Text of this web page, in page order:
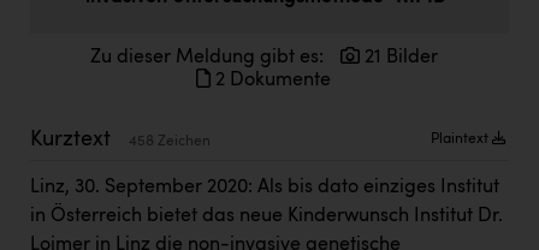
Immotech
INTERSPORT Austria
Jesolo
Jane Goodall Institute Austria
Zu dieser Meldung gibt es:
21 Bilder
2 Dokumente
Kurztext 458 Zeichen Plaintext
Linz, 30. September 2020: Als bis dato einziges Institut
in Österreich bietet das neue Kinderwunsch Institut Dr.
Loimer in Linz die non-invasive genetische